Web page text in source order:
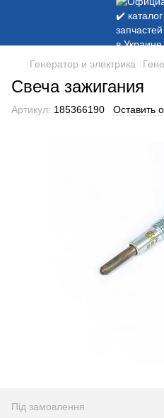
Генератор и электрика
Свеча зажигания
Артикул: 185366190 Оставить
Під замовлення